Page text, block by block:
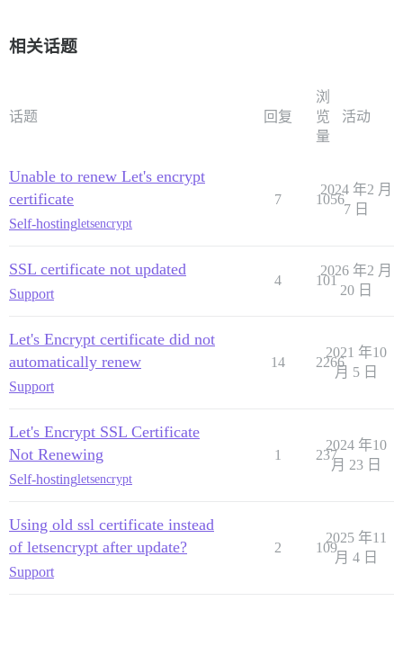
相关话题
话题 回复
浏
览
量
活动
Unable to renew Let's encrypt
certificate
Self-hostingletsencrypt
7 1056
2024 年2 月
7 日
SSL certificate not updated
Support
4 101
2026 年2 月
20 日
Let's Encrypt certificate did not
automatically renew
Support
14 2266
2021 年10
月 5 日
Let's Encrypt SSL Certificate
Not Renewing
Self-hostingletsencrypt
1 237
2024 年10
月 23 日
Using old ssl certificate instead
of letsencrypt after update?
Support
2 109
2025 年11
月 4 日